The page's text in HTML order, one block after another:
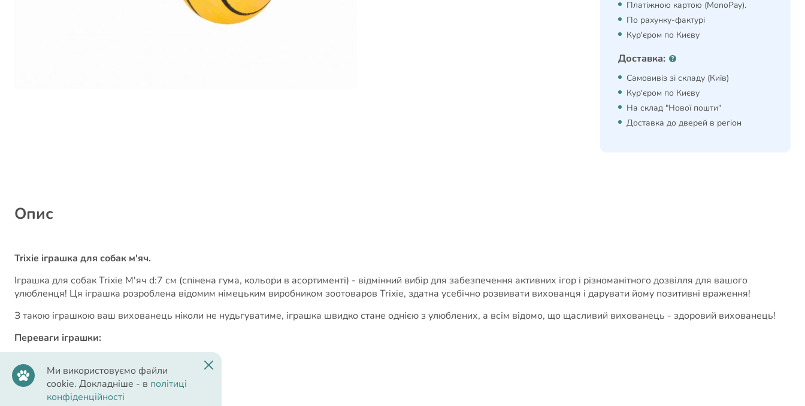
Платіжною картою (MonoPay).
По рахунку-фактурі
Кур'єром по Києву
Доставка:
Самовивіз зі складу (Київ)
Кур'єром по Києву
На склад "Нової пошти"
Доставка до дверей в регіон
Опис
Trixie іграшка для собак м'яч.
Іграшка для собак Trixie М'яч d:7 см (спінена гума, кольори в асортименті) - відмінний вибір для забезпечення активних ігор і різноманітного дозвілля для вашого
улюбленця! Ця іграшка розроблена відомим німецьким виробником зоотоваров Trixie, здатна усебічно розвивати вихованця і дарувати йому позитивні враження!
З такою іграшкою ваш вихованець ніколи не нудьгуватиме, іграшка швидко стане однією з улюблених, а всім відомо, що щасливий вихованець - здоровий вихованець!
Переваги іграшки:
Зроблена з високоякісних матеріалів
Безпечна для тварини
Підходить для усіх видів і порід
Ми використовуємо файли
cookie. Докладніше - в політиці
конфіденційності